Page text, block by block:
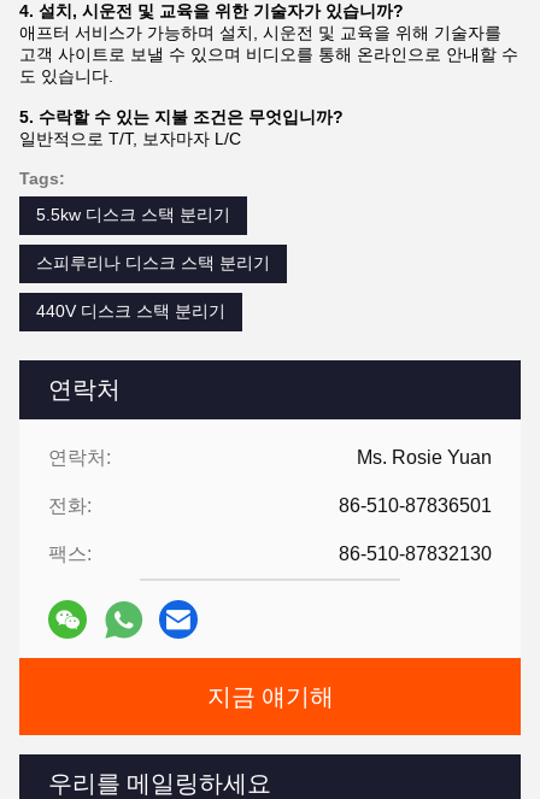
연락처
연락처: Ms. Rosie Yuan
전화: 86-510-87836501
팩스: 86-510-87832130
지금 얘기해
우리를 메일링하세요
4. 설치, 시운전 및 교육을 위한 기술자가 있습니까?
애프터 서비스가 가능하며 설치, 시운전 및 교육을 위해 기술자를
고객 사이트로 보낼 수 있으며 비디오를 통해 온라인으로 안내할 수
도 있습니다.
5. 수락할 수 있는 지불 조건은 무엇입니까?
일반적으로 T/T, 보자마자 L/C
Tags:
5.5kw 디스크 스택 분리기
스피루리나 디스크 스택 분리기
440V 디스크 스택 분리기